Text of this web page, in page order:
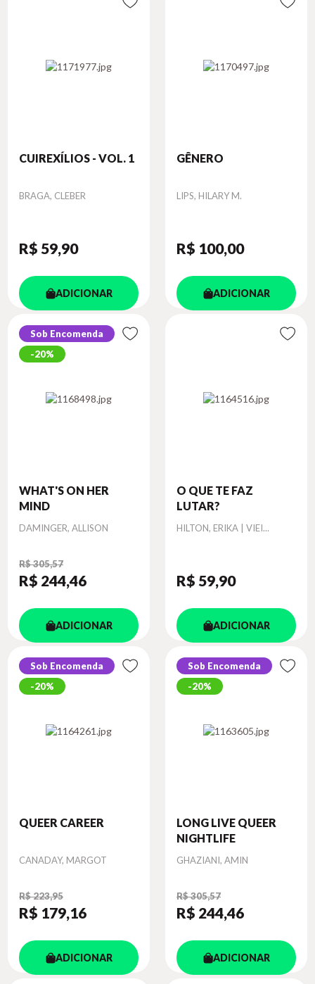
CUIREXÍLIOS - VOL. 1
Autor
BRAGA, CLEBER
R$ 59,90
ADICIONAR
GÊNERO
Autor
LIPS, HILARY M.
R$ 100,00
ADICIONAR
Sob Encomenda
20%
WHAT'S ON HER
MIND
Autor
DAMINGER, ALLISON
R$ 305,57
R$ 244,46
ADICIONAR
O QUE TE FAZ
LUTAR?
Autor
HILTON, ERIKA | VIEI...
R$ 59,90
ADICIONAR
Sob Encomenda
20%
QUEER CAREER
Autor
CANADAY, MARGOT
R$ 223,95
R$ 179,16
ADICIONAR
Sob Encomenda
20%
LONG LIVE QUEER
NIGHTLIFE
Autor
GHAZIANI, AMIN
R$ 305,57
R$ 244,46
ADICIONAR